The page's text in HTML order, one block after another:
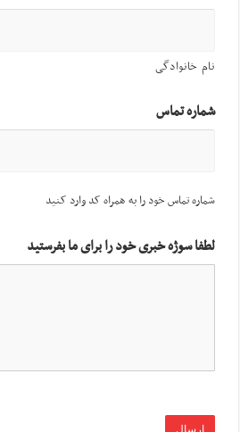
نام خانوادگی
شماره تماس
شماره تماس خود را به همراه کد وارد کنید
لطفا سوژه خبری خود را برای ما بفرستید